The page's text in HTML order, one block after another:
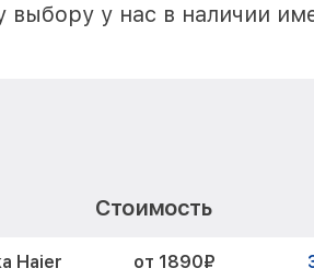
выбору у нас в наличии
Стоимость
Haier от 1890₽